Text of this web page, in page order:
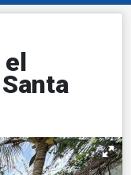
el